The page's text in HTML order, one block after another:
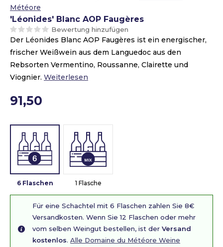
Météore
'Léonides' Blanc AOP Faugères
Bewertung hinzufügen
Der Léonides Blanc AOP Faugères ist ein energischer,
frischer Weißwein aus dem Languedoc aus den
Rebsorten Vermentino, Roussanne, Clairette und
Viognier. Weiterlesen
91,50
6 Flaschen 1 Flasche
Für eine Schachtel mit 6 Flaschen zahlen Sie 8€
Versandkosten. Wenn Sie 12 Flaschen oder mehr
vom selben Weingut bestellen, ist der Versand
kostenlos. Alle Domaine du Météore Weine